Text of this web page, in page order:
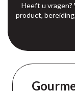
Heeft u vragen?
product,